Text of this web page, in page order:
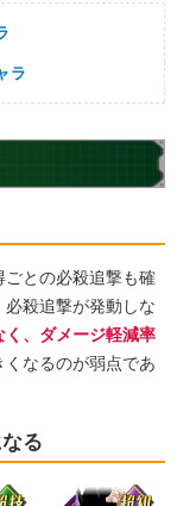
ラ
ごとの必殺追撃も確
殺追撃が発動しな
、ダメージ軽減率
なるのが弱点であ
る